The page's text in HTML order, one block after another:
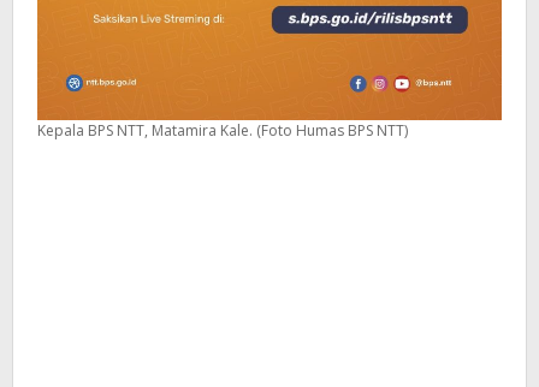
Kepala BPS NTT, Matamira Kale. (Foto Humas BPS NTT)